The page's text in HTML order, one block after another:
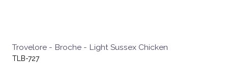
Trovelore - Broche - Light Sussex Chicken
TLB-727